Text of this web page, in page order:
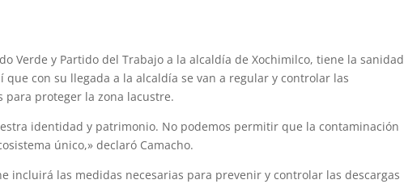
Verde y Partido del Trabajo a la alcaldía de Xochimilco, tiene la sanidad
con su llegada a la alcaldía se van a regular y controlar las
para proteger la zona lacustre.
identidad y patrimonio. No podemos permitir que la contaminación
único,» declaró Camacho.
incluirá las medidas necesarias para prevenir y controlar las descargas